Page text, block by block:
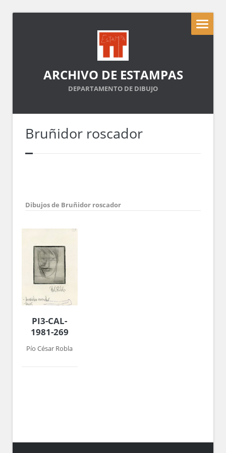
ARCHIVO DE ESTAMPAS
DEPARTAMENTO DE DIBUJO
Bruñidor roscador
Dibujos de Bruñidor roscador
PI3-CAL-
1981-269
Pío César Robla